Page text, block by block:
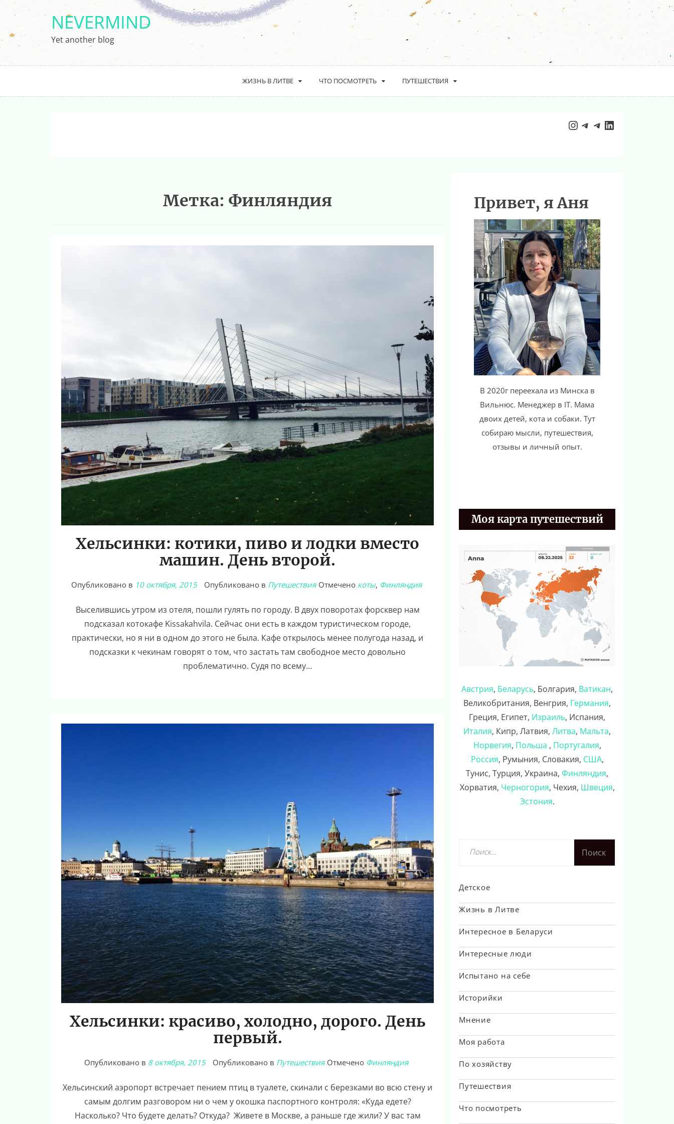
содержимомуNEVERMIND
Yet another blog
ЖИЗНЬ В ЛИТВЕ ЧТО ПОСМОТРЕТЬ ПУТЕШЕСТВИЯ
Instagram
Telegram
Telegram
LinkedIn
Метка: Финляндия
Хельсинки: котики, пиво и лодки вместо
машин. День второй.
Опубликовано в 10 октября, 2015 Опубликовано в Путешествия Отмечено коты, Финляндия
Выселившись утром из отеля, пошли гулять по городу. В двух поворотах форсквер нам
подсказал котокафе Kissakahvila. Сейчас они есть в каждом туристическом городе,
практически, но я ни в одном до этого не была. Кафе открылось менее полугода назад, и
подсказки к чекинам говорят о том, что застать там свободное место довольно
проблематично. Судя по всему…
Хельсинки: красиво, холодно, дорого. День
первый.
Опубликовано в 8 октября, 2015 Опубликовано в Путешествия Отмечено Финляндия
Хельсинский аэропорт встречает пением птиц в туалете, скинали с березками во всю стену и
самым долгим разговором ни о чем у окошка паспортного контроля: «Куда едете?
Насколько? Что будете делать? Откуда? Живете в Москве, а раньше где жили? У вас там
Привет, я Аня
В 2020г переехала из Минска в
Вильнюс. Менеджер в IT. Мама
двоих детей, кота и собаки. Тут
собираю мысли, путешествия,
отзывы и личный опыт.
Моя карта путешествий
Австрия, Беларусь, Болгария, Ватикан,
Великобритания, Венгрия, Германия,
Греция, Египет, Израиль, Испания,
Италия, Кипр, Латвия, Литва, Мальта,
Норвегия, Польша , Португалия,
Россия, Румыния, Словакия, США,
Тунис, Турция, Украина, Финляндия,
Хорватия, Черногория, Чехия, Швеция,
Эстония.
Детское
Жизнь в Литве
Интересное в Беларуси
Интересные люди
Испытано на себе
Историйки
Мнение
Моя работа
По хозяйству
Путешествия
Что посмотреть